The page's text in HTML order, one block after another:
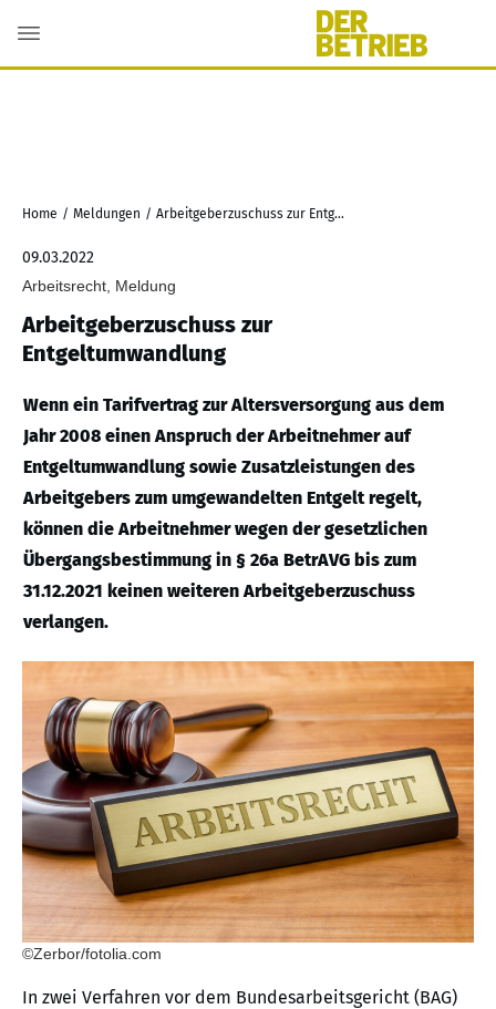
Home / Meldungen / Arbeitgeberzuschuss zur Entgeltumwandlung
09.03.2022
Arbeitsrecht, Meldung
Arbeitgeberzuschuss zur
Entgeltumwandlung
Wenn ein Tarifvertrag zur Altersversorgung aus dem
Jahr 2008 einen Anspruch der Arbeitnehmer auf
Entgeltumwandlung sowie Zusatzleistungen des
Arbeitgebers zum umgewandelten Entgelt regelt,
können die Arbeitnehmer wegen der gesetzlichen
Übergangsbestimmung in § 26a BetrAVG bis zum
31.12.2021 keinen weiteren Arbeitgeberzuschuss
verlangen.
©Zerbor/fotolia.com
In zwei Verfahren vor dem Bundesarbeitsgericht (BAG)